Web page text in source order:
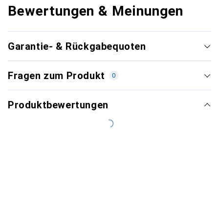
Bewertungen & Meinungen
Garantie- & Rückgabequoten
Fragen zum Produkt 0
Produktbewertungen